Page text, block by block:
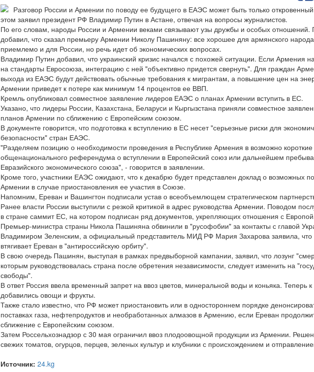
Разговор России и Армении по поводу ее будущего в ЕАЭС может быть только
этом заявил президент РФ Владимир Путин в Астане, отвечая на вопросы журналистов.
По его словам, народы России и Армении веками связывают узы дружбы и особых отношений.
добавил, что сказал премьеру Армении Николу Пашиняну: все хорошее для армянского
приемлемо и для России, но речь идет об экономических вопросах.
Владимир Путин добавил, что украинский кризис начался с похожей ситуации. Если Армения
на стандарты Евросоюза, интеграцию с ней "объективно придется свернуть". Для граждан
выхода из ЕАЭС будут действовать обычные требования к мигрантам, а повышение цен на
Армении приведет к потере как минимум 14 процентов ее ВВП.
Кремль опубликовал совместное заявление лидеров ЕАЭС о планах Армении вступить в ЕС.
Указано, что лидеры России, Казахстана, Беларуси и Кыргызстана приняли совместное
планов Армении по сближению с Европейским союзом.
В документе говорится, что подготовка к вступлению в ЕС несет "серьезные риски для
безопасности" стран ЕАЭС.
"Разделяем позицию о необходимости проведения в Республике Армения в возможно короткие
общенационального референдума о вступлении в Европейский союз или дальнейшем
Евразийского экономического союза", - говорится в заявлении.
Кроме того, участники ЕАЭС ожидают, что к декабрю будет представлен доклад о возможных
Армении в случае приостановления ее участия в Союзе.
Напомним, Ереван и Вашингтон подписали устав о всеобъемлющем стратегическом
Ранее власти России выступили с резкой критикой в адрес руководства Армении. Поводом
в стране саммит ЕС, на котором подписан ряд документов, укрепляющих отношения с
Премьер-министра страны Никола Пашиняна обвинили в "русофобии" за контакты с главой
Владимиром Зеленским, а официальный представитель МИД РФ Мария Захарова заявила, что
втягивает Ереван в "антироссийскую орбиту".
В свою очередь Пашинян, выступая в рамках предвыборной кампании, заявил, что лозунг
которым руководствовалась страна после обретения независимости, следует изменить на
свободы".
В ответ Россия ввела временный запрет на ввоз цветов, минеральной воды и коньяка. Теперь к
добавились овощи и фрукты.
Также стало известно, что РФ может приостановить или в одностороннем порядке
поставках газа, нефтепродуктов и необработанных алмазов в Армению, если Ереван
сближение с Европейским союзом.
Затем Россельхознадзор с 30 мая ограничил ввоз плодоовощной продукции из Армении.
свежих томатов, огурцов, перцев, зеленых культур и клубники с происхождением и
Источник: 24.kg